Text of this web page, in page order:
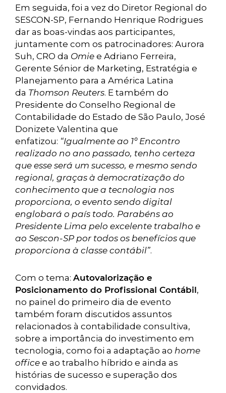
Em seguida, foi a vez do Diretor Regional do
SESCON-SP, Fernando Henrique Rodrigues
dar as boas-vindas aos participantes,
juntamente com os patrocinadores: Aurora
Suh, CRO da Omie e Adriano Ferreira,
Gerente Sénior de Marketing, Estratégia e
Planejamento para a América Latina
da Thomson Reuters. E também do
Presidente do Conselho Regional de
Contabilidade do Estado de São Paulo, José
Donizete Valentina que
enfatizou: “Igualmente ao 1º Encontro
realizado no ano passado, tenho certeza
que esse será um sucesso, e mesmo sendo
regional, graças à democratização do
conhecimento que a tecnologia nos
proporciona, o evento sendo digital
englobará o país todo. Parabéns ao
Presidente Lima pelo excelente trabalho e
ao Sescon-SP por todos os benefícios que
proporciona à classe contábil”.
Com o tema: Autovalorização e
Posicionamento do Profissional Contábil,
no painel do primeiro dia de evento
também foram discutidos assuntos
relacionados à contabilidade consultiva,
sobre a importância do investimento em
tecnologia, como foi a adaptação ao home
office e ao trabalho híbrido e ainda as
histórias de sucesso e superação dos
convidados.